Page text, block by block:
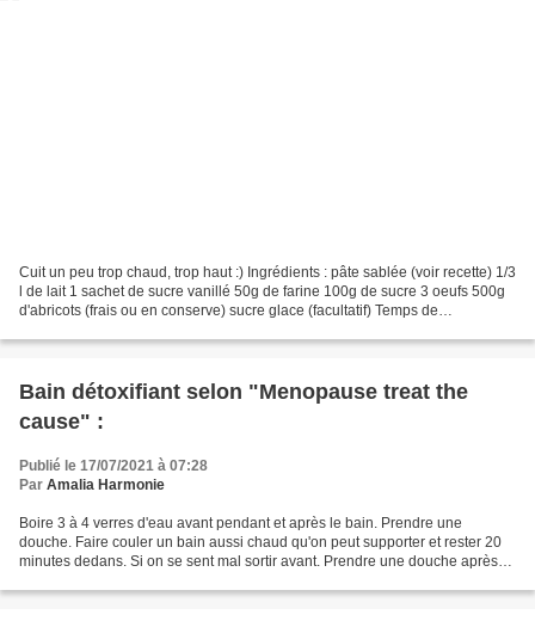
Cuit un peu trop chaud, trop haut :) Ingrédients : pâte sablée (voir recette) 1/3
l de lait 1 sachet de sucre vanillé 50g de farine 100g de sucre 3 oeufs 500g
d'abricots (frais ou en conserve) sucre glace (facultatif) Temps de
Bain détoxifiant selon "Menopause treat the
cause" :
Publié le 17/07/2021 à 07:28
Par Amalia Harmonie
Boire 3 à 4 verres d'eau avant pendant et après le bain. Prendre une
douche. Faire couler un bain aussi chaud qu'on peut supporter et rester 20
minutes dedans. Si on se sent mal sortir avant. Prendre une douche après